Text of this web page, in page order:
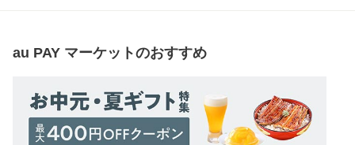
au PAY マーケットのおすすめ